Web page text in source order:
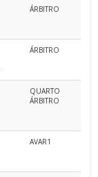
ÁRBITRO
ÁRBITRO
QUARTO
ÁRBITRO
AVAR1